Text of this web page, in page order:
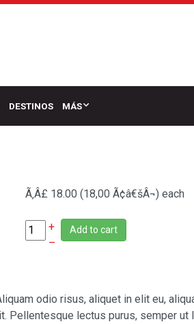
DESTINOS MÁS
Ã‚Â£ 18.00 (18,00 Ã¢â€šÂ¬) each
+
–
Add to cart
odio risus, aliquet in elit eu,
lectus purus, semper ut